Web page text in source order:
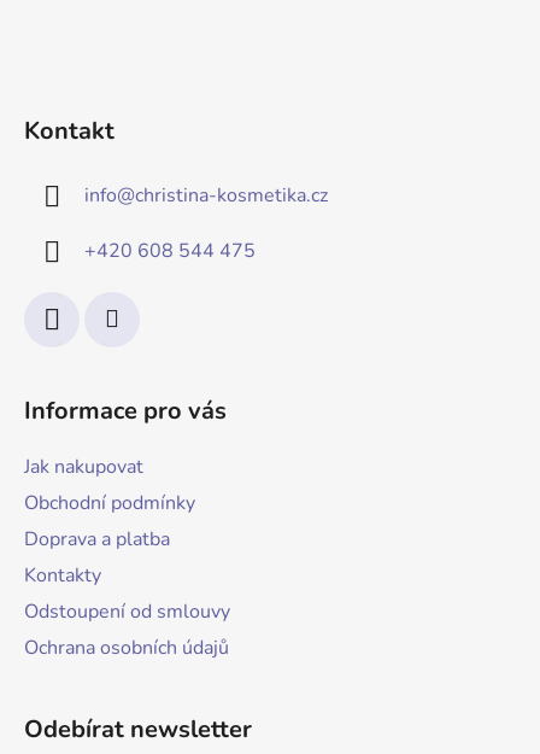
Kontakt
info@christina-kosmetika.cz
+420 608 544 475
Informace pro vás
Jak nakupovat
Obchodní podmínky
Doprava a platba
Kontakty
Odstoupení od smlouvy
Ochrana osobních údajů
Odebírat newsletter